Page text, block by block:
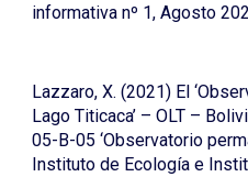
informativa nº 1, Agosto
Lazzaro, X. (2021) El
Lago Titicaca’ – OLT –
05-B-05 ‘Observatorio
Instituto de Ecología e